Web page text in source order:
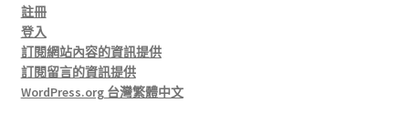
註冊
登入
訂閱網站內容的資訊提供
訂閱留言的資訊提供
WordPress.org 台灣繁體中文